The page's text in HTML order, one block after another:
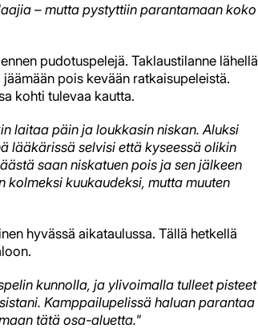
– mutta pystyttiin parantamaan koko
pudotuspelejä. Taklaustilanne lähellä
pois kevään ratkaisupeleistä.
kohti tulevaa kautta.
laitaa päin ja loukkasin niskan. Aluksi
lääkärissä selvisi että kyseessä olikin
saan niskatuen pois ja sen jälkeen
kuukaudeksi, mutta muuten
hyvässä aikataulussa. Tällä hetkellä
kunnolla, ja ylivoimalla tulleet pisteet
Kamppailupelissä haluan parantaa
tätä osa-aluetta."